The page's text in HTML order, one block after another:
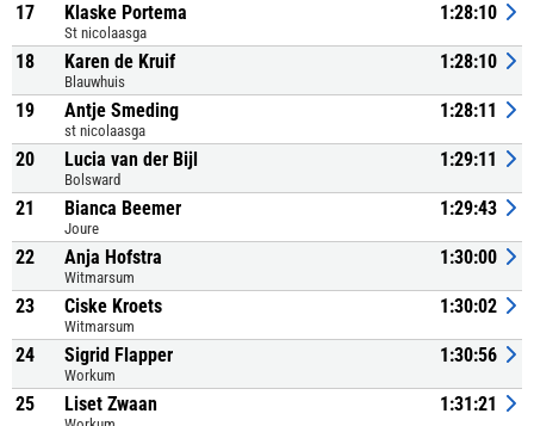
17 Klaske Portema
St nicolaasga
1:28:10
18 Karen de Kruif
Blauwhuis
1:28:10
19 Antje Smeding
st nicolaasga
1:28:11
20 Lucia van der Bijl
Bolsward
1:29:11
21 Bianca Beemer
Joure
1:29:43
22 Anja Hofstra
Witmarsum
1:30:00
23 Ciske Kroets
Witmarsum
1:30:02
24 Sigrid Flapper
Workum
1:30:56
25 Liset Zwaan 1:31:21